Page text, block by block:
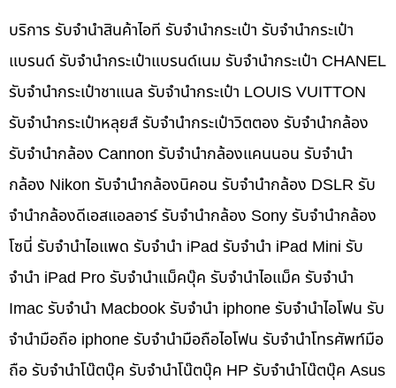
บริการ รับจำนำสินค้าไอที รับจำนำกระเป๋า รับจำนำกระเป๋า
แบรนด์ รับจำนำกระเป๋าแบรนด์เนม รับจำนำกระเป๋า CHANEL
รับจำนำกระเป๋าชาแนล รับจำนำกระเป๋า LOUIS VUITTON
รับจำนำกระเป๋าหลุยส์ รับจำนำกระเป๋าวิตตอง รับจำนำกล้อง
รับจำนำกล้อง Cannon รับจำนำกล้องแคนนอน รับจำนำ
กล้อง Nikon รับจำนำกล้องนิคอน รับจำนำกล้อง DSLR รับ
จำนำกล้องดีเอสแอลอาร์ รับจำนำกล้อง Sony รับจำนำกล้อง
โซนี่ รับจำนำไอแพด รับจำนำ iPad รับจำนำ iPad Mini รับ
จำนำ iPad Pro รับจำนำแม็คบุ๊ค รับจำนำไอแม็ค รับจำนำ
Imac รับจำนำ Macbook รับจำนำ iphone รับจำนำไอโฟน รับ
จำนำมือถือ iphone รับจำนำมือถือไอโฟน รับจำนำโทรศัพท์มือ
ถือ รับจำนำโน๊ตบุ๊ค รับจำนำโน๊ตบุ๊ค HP รับจำนำโน๊ตบุ๊ค Asus